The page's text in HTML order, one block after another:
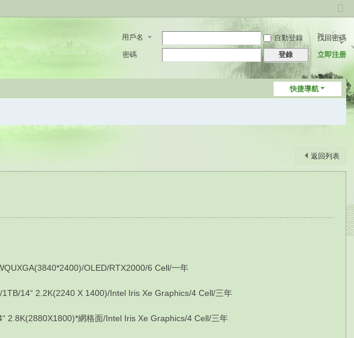
切
到
窄
用戶名 自動登錄
找回密碼
密碼
登錄 立即注册
快捷導航
返回列表
OLED/RTX2000/6 Cell/一年
2.2K(2240 X 1400)/Intel Iris Xe Graphics/4 Cell/三年
網格面/Intel Iris Xe Graphics/4 Cell/三年